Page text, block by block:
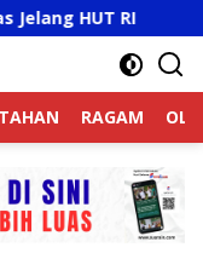
HUT RI
RAGAM